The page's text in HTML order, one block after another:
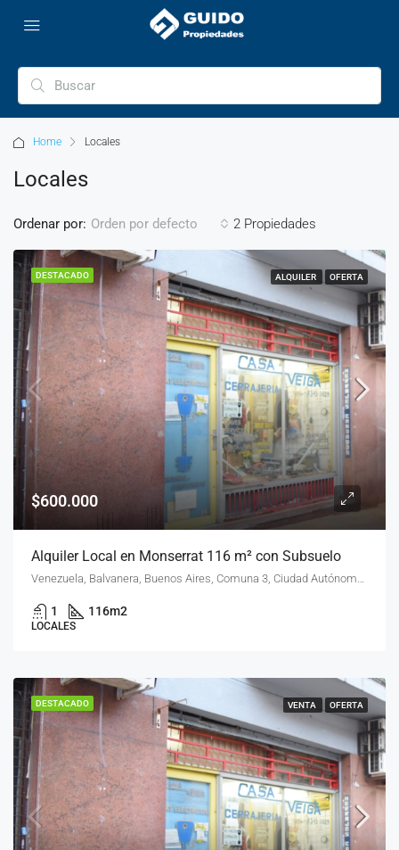
Home Locales
Locales
2 Propiedades
Ordenar por: Orden por defecto
DESTACADO ALQUILER OFERTA
$600.000
Alquiler Local en Monserrat 116 m² con Subsuelo
1 116m2
LOCALES
DESTACADO VENTA OFERTA